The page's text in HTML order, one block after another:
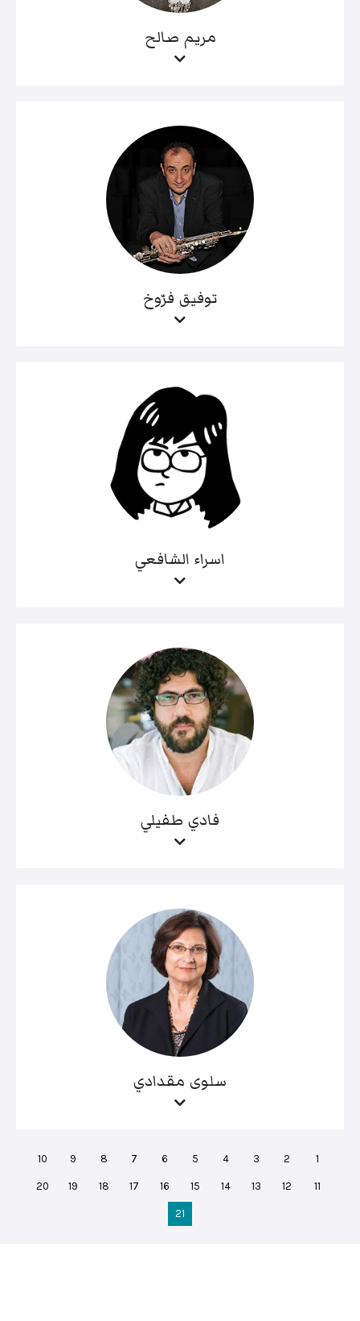
مريم صالح
توفيق فرّوخ
اسراء الشافعي
فادي طفيلي
سلوى مقدادي
1
2
3
4
5
6
7
8
9
10
11
12
13
14
15
16
17
18
19
20
21